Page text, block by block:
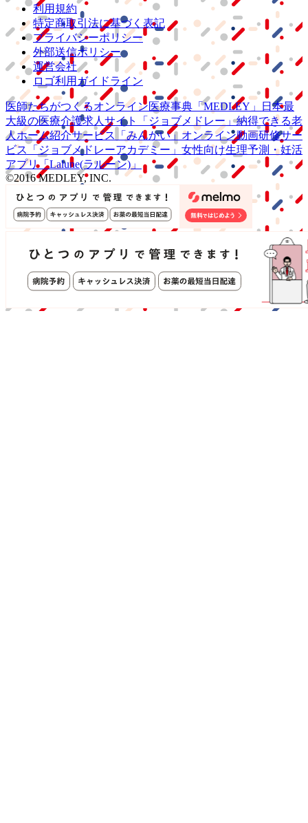
利用規約
特定商取引法に基づく表記
プライバシーポリシー
外部送信ポリシー
運営会社
ロゴ利用ガイドライン
医師たちがつくるオンライン医療事典 「MEDLEY」
日本最
大級の医療介護求人サイト 「ジョブメドレー」納得できる老
人ホーム紹介サービス
「みんかい」 オンライン動画研修サー
ビス
「ジョブメドレーアカデミー」 女性向け生理予測・妊活
アプリ「Lalune(ラルーン)」
©2016 MEDLEY, INC.